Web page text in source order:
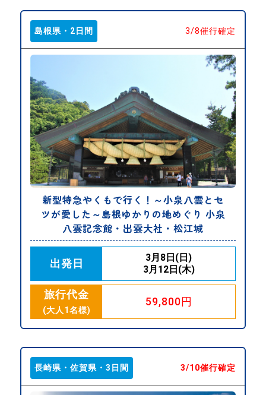
島根県・2日間 3/8催行確定
新型特急やくもで行く！～小泉八雲とセ
ツが愛した～島根ゆかりの地めぐり 小泉
八雲記念館・出雲大社・松江城
出発日
3月8日(日)
3月12日(木)
旅行代金
(大人1名様)
59,800円
長崎県・佐賀県・3日間 3/10催行確定